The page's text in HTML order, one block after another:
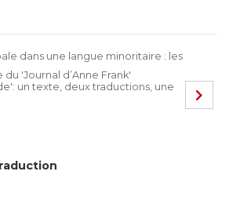
dans une langue minoritaire : les
'Journal d’Anne Frank'
un texte, deux traductions, une